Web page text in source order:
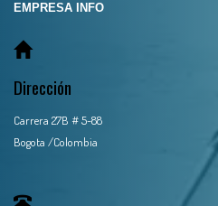
EMPRESA INFO
Dirección
Carrera 27B # 5-88
Bogota /Colombia